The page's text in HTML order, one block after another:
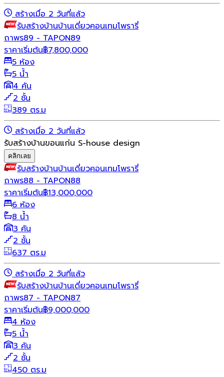
สร้างเมื่อ 2 วันที่แล้ว
รับสร้างบ้านบ้านเดี่ยวคอนเทมโพรารี่
ถาพร89 - TAPON89
ราคาเริ่มต้น฿7,800,000
5 ห้อง
5 น้ำ
4 คัน
2 ชั้น
389 ตร.ม
สร้างเมื่อ 2 วันที่แล้ว
รับสร้างบ้านขอนแก่น S-house design
คลิกเลย
รับสร้างบ้านบ้านเดี่ยวคอนเทมโพรารี่
ถาพร88 - TAPON88
ราคาเริ่มต้น฿13,000,000
6 ห้อง
8 น้ำ
3 คัน
2 ชั้น
637 ตร.ม
สร้างเมื่อ 2 วันที่แล้ว
รับสร้างบ้านบ้านเดี่ยวคอนเทมโพรารี่
ถาพร87 - TAPON87
ราคาเริ่มต้น฿9,000,000
4 ห้อง
5 น้ำ
3 คัน
2 ชั้น
450 ตร.ม